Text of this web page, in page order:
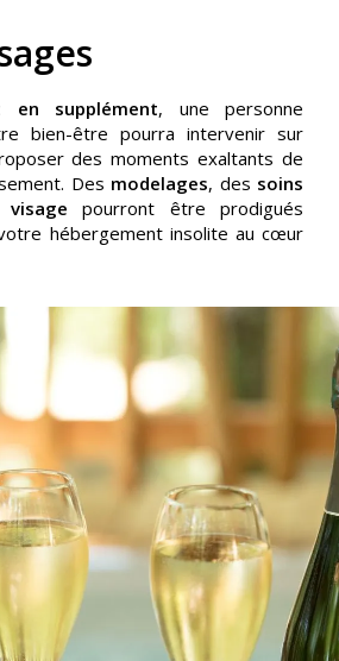
en supplément, une personne
bien-être pourra intervenir sur
des moments exaltants de
Des modelages, des soins
pourront être prodigués
hébergement insolite au cœur